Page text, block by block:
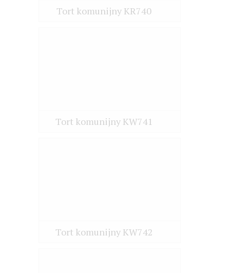
Tort komunijny KR740
Tort komunijny KW741
Tort komunijny KW742